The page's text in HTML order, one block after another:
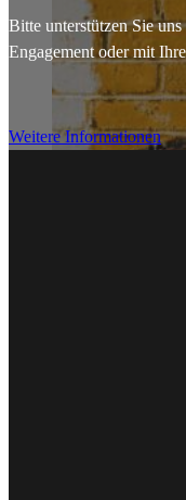
Bitte unterstützen Sie
Engagement oder mit
Weitere Informationen